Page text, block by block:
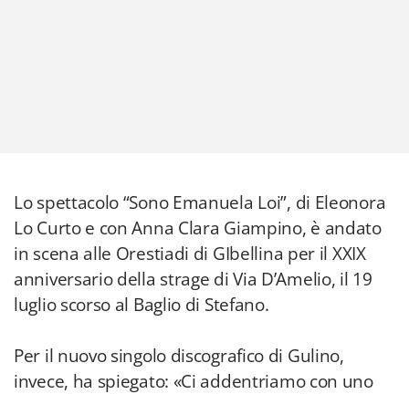
Lo spettacolo “Sono Emanuela Loi”, di Eleonora
Lo Curto e con Anna Clara Giampino, è andato
in scena alle Orestiadi di GIbellina per il XXIX
anniversario della strage di Via D’Amelio, il 19
luglio scorso al Baglio di Stefano.
Per il nuovo singolo discografico di Gulino,
invece, ha spiegato: «Ci addentriamo con uno